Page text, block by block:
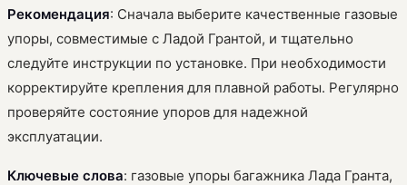
Рекомендация: Сначала выберите качественные газовые
упоры, совместимые с Ладой Грантой, и тщательно
следуйте инструкции по установке. При необходимости
корректируйте крепления для плавной работы. Регулярно
проверяйте состояние упоров для надежной
эксплуатации.
Ключевые слова: газовые упоры багажника Лада Гранта,